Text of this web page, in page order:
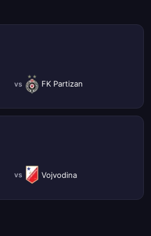
vs FK Partizan
vs Vojvodina